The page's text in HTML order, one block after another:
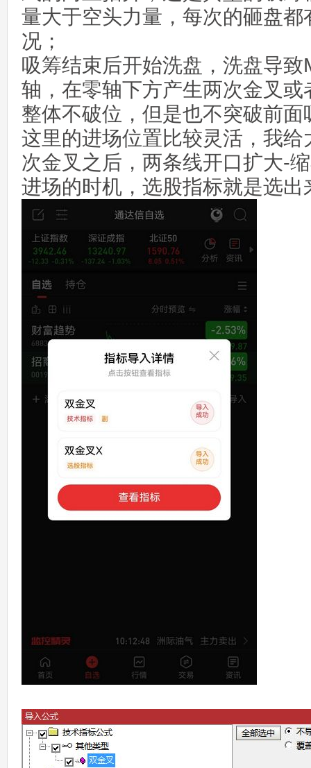
量大于空头力量，每次的砸盘
况；
吸筹结束后开始洗盘，洗盘导
轴，在零轴下方产生两次金叉
整体不破位，但是也不突破前面
这里的进场位置比较灵活，我
次金叉之后，两条线开口扩大-
进场的时机，选股指标就是选出